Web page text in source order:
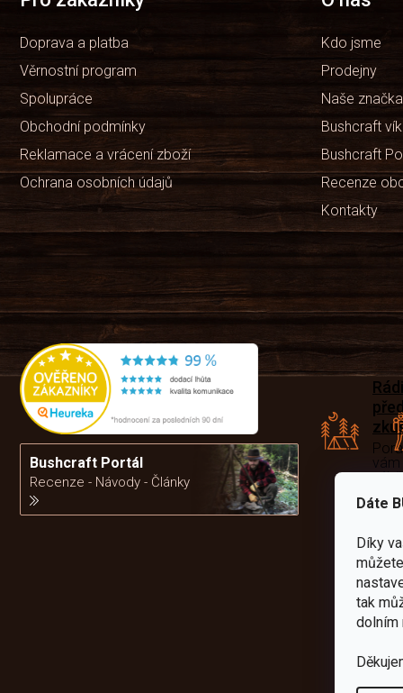
Dáte
Díky
tak
dolním
Doprava a platba
Věrnostní program
Spolupráce
Obchodní podmínky
Reklamace a vrácení zboží
Ochrana osobních údajů
Kdo jsme
Prodejny
Naše
Bushcraft
Bushcraft
Recenze
Kontakty
Bushcraft Portál
Recenze - Návody - Články
Rádi
vám